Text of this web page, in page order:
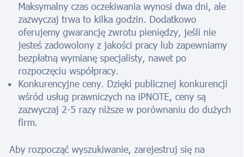
Maksymalny czas oczekiwania wynosi dwa dni, ale
zazwyczaj trwa to kilka godzin. Dodatkowo
oferujemy gwarancję zwrotu pieniędzy, jeśli nie
jesteś zadowolony z jakości pracy lub zapewniamy
bezpłatną wymianę specjalisty, nawet po
rozpoczęciu współpracy.
Konkurencyjne ceny. Dzięki publicznej konkurencji
wśród usług prawniczych na iPNOTE, ceny są
zazwyczaj 2-5 razy niższe w porównaniu do dużych
firm.
Aby rozpocząć wyszukiwanie, zarejestruj się na